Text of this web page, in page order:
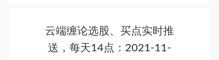
云端缠论选股、买点实时推
送，每天14点：2021-11-